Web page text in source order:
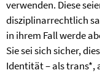
verwenden. Diese
disziplinarrechtlich
in ihrem Fall werde
Sie sei sich sicher,
Identität – als trans*,